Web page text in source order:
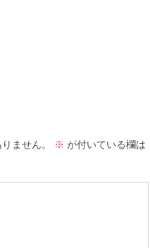
ません。
※ が付いている欄は